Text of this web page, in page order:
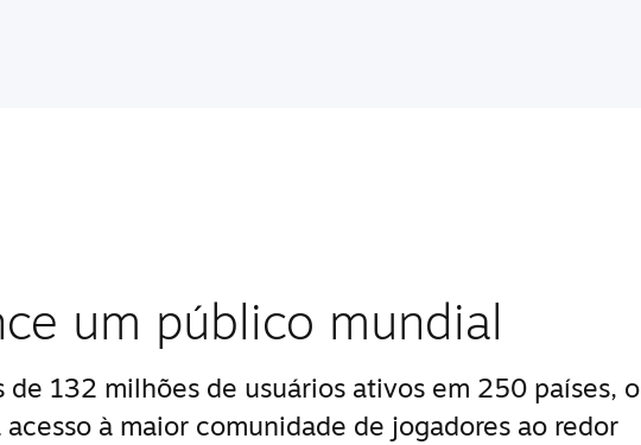
um público mundial
de 132 milhões de usuários ativos em 250 países, o
acesso à maior comunidade de jogadores ao redor